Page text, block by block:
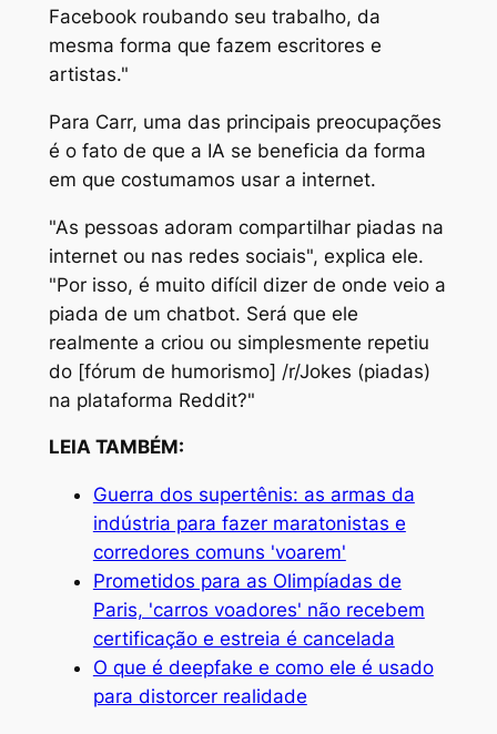
Facebook roubando seu trabalho, da
mesma forma que fazem escritores e
artistas."
Para Carr, uma das principais preocupações
é o fato de que a IA se beneficia da forma
em que costumamos usar a internet.
"As pessoas adoram compartilhar piadas na
internet ou nas redes sociais", explica ele.
"Por isso, é muito difícil dizer de onde veio a
piada de um chatbot. Será que ele
realmente a criou ou simplesmente repetiu
do [fórum de humorismo] /r/Jokes (piadas)
na plataforma Reddit?"
LEIA TAMBÉM:
Guerra dos supertênis: as armas da
indústria para fazer maratonistas e
corredores comuns 'voarem'
Prometidos para as Olimpíadas de
Paris, 'carros voadores' não recebem
certificação e estreia é cancelada
O que é deepfake e como ele é usado
para distorcer realidade